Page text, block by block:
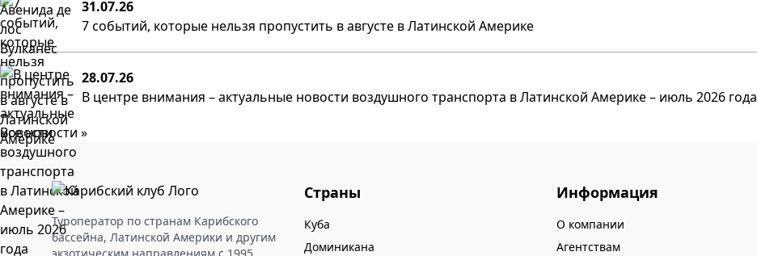
31.07.26
7 событий, которые нельзя пропустить в августе в Латинской Америке
28.07.26
В центре внимания – актуальные новости воздушного транспорта в Латинской Америке – июль 2026 года
Все новости »
Туроператор по странам Карибского
бассейна, Латинской Америки и другим
Страны
Куба
Доминикана
Информация
О компании
Агентствам